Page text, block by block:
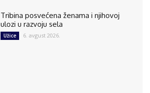
Tribina posvećena ženama i njihovoj
ulozi u razvoju sela
Užice 6. avgust 2026.